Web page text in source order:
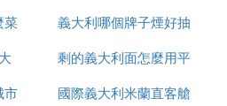
，泡的聲母是p，韻母是a
是f，韻母是u，聲調是二
級甲
菜
義大利哪個牌子煙好抽
剩的義大利面怎麼用平
底鍋加熱
市
國際義大利米蘭直客艙